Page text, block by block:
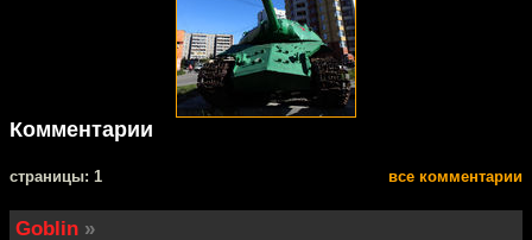
Комментарии
cтраницы: 1 все комментарии
Goblin »